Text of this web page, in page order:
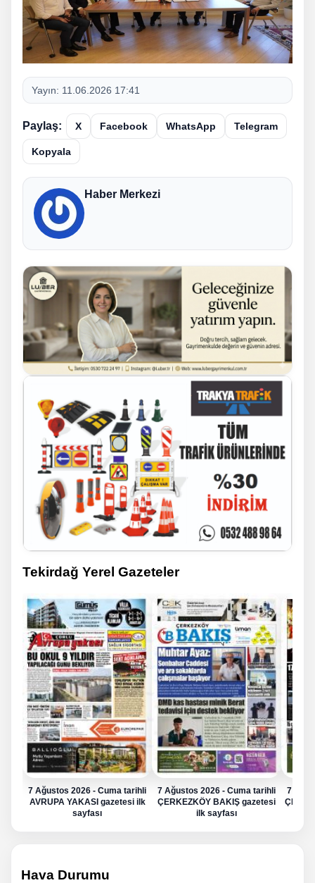
Yayın: 11.06.2026 17:41
Paylaş: X Facebook WhatsApp Telegram
Kopyala
Haber Merkezi
Tekirdağ Yerel Gazeteler
7 Ağustos 2026 - Cuma tarihli
AVRUPA YAKASI gazetesi ilk
sayfası
7 Ağustos 2026 - Cuma tarihli
ÇERKEZKÖY BAKIŞ gazetesi
ilk sayfası
7
Hava Durumu